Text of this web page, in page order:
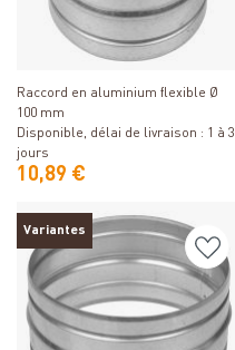
Détails
Raccord en aluminium flexible Ø
100 mm
Disponible, délai de livraison : 1 à 3
jours
10,89 €
Variantes